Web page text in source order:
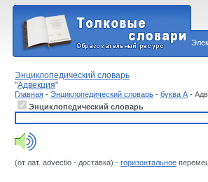
Энциклопедический словарь
"Адвекция"
Главная - Энциклопедический словарь - буква А -
Энциклопедический словарь
(от лат. advectio - доставка) - горизонтальное